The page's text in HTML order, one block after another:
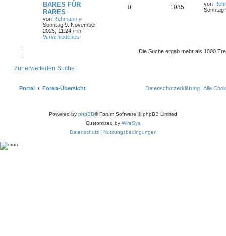
BARES FÜR
RARES
von Rehmann »
Sonntag 9. November
2025, 11:24 » in
Verschiedenes
0 1085 von
Sonntag
Die Suche ergab mehr als 1000
Zur erweiterten Suche
Portal Foren-Übersicht Alle
Datenschutzerklärung
Powered by phpBB® Forum Software © phpBB Limited
Customized by WireSys
Datenschutz| Nutzungsbedingungen